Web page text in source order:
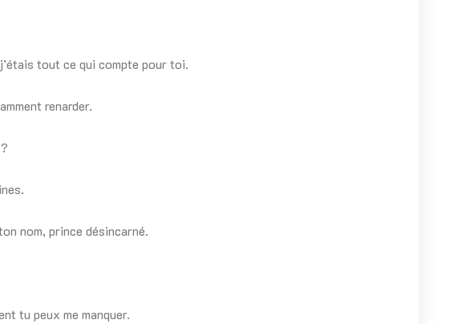
tout ce qui compte pour toi.
renarder.
nom, prince désincarné.
tu peux me manquer.